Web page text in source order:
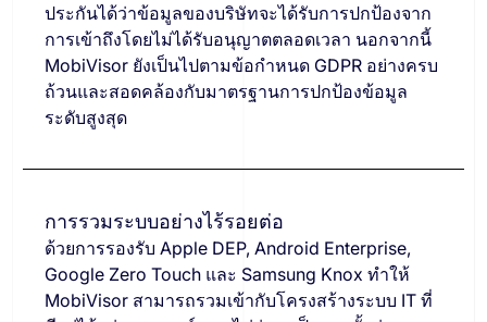
ประกันได้ว่าข้อมูลของบริษัทจะได้รับการปกป้องจาก
การเข้าถึงโดยไม่ได้รับอนุญาตตลอดเวลา นอกจากนี้
MobiVisor ยังเป็นไปตามข้อกำหนด GDPR อย่างครบ
ถ้วนและสอดคล้องกับมาตรฐานการปกป้องข้อมูล
ระดับสูงสุด
การรวมระบบอย่างไร้รอยต่อ
ด้วยการรองรับ Apple DEP, Android Enterprise,
Google Zero Touch และ Samsung Knox ทำให้
MobiVisor สามารถรวมเข้ากับโครงสร้างระบบ IT ที่